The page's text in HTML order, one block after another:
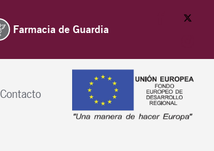
Farmacia de Guardia
Contacto